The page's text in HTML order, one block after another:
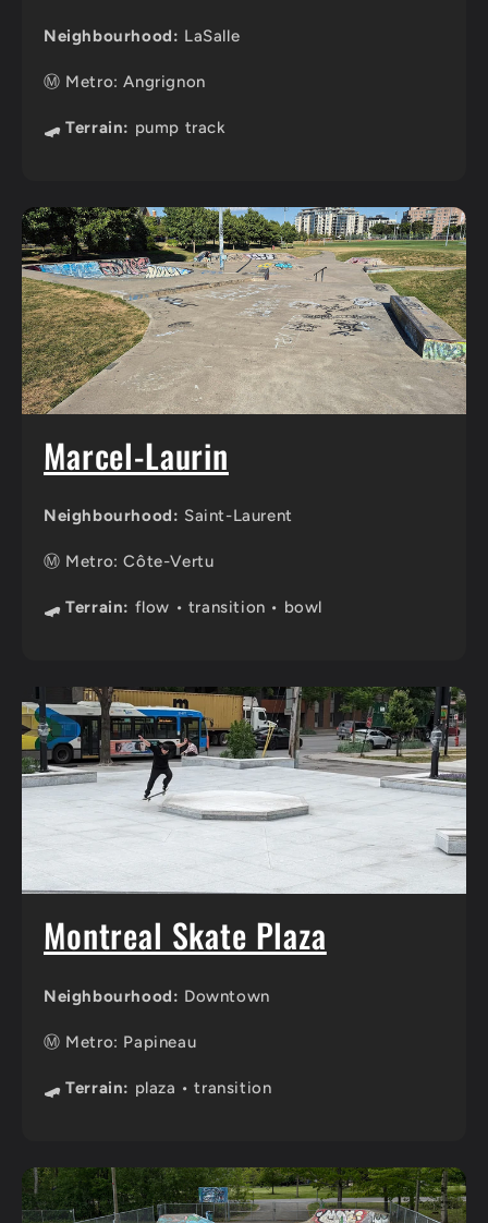
Neighbourhood: LaSalle
Ⓜ️ Metro: Angrignon
🛹 Terrain: pump track
Marcel-Laurin
Neighbourhood: Saint-Laurent
Ⓜ️ Metro: Côte-Vertu
🛹 Terrain: flow • transition • bowl
Montreal Skate Plaza
Neighbourhood: Downtown
Ⓜ️ Metro: Papineau
🛹 Terrain: plaza • transition